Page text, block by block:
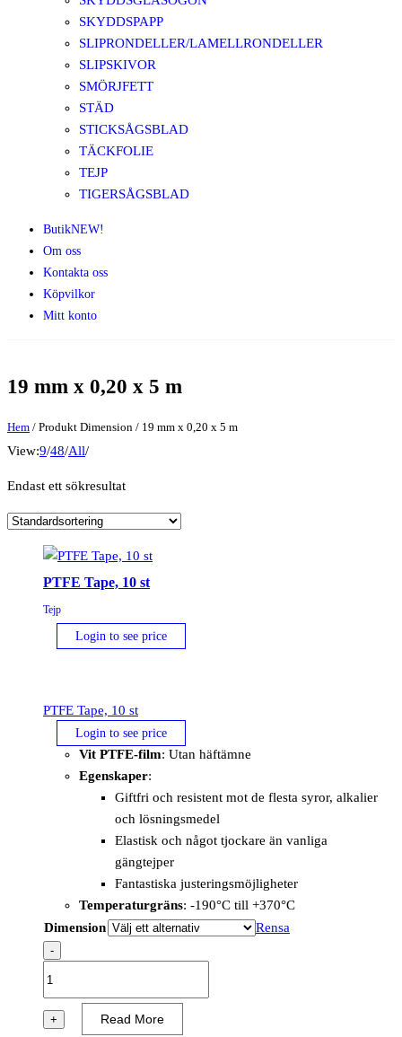
SKYDDSPAPP
SLIPRONDELLER/LAMELLRONDELLER
SLIPSKIVOR
SMÖRJFETT
STÄD
STICKSÅGSBLAD
TÄCKFOLIE
TEJP
TIGERSÅGSBLAD
ButikNEW!
Om oss
Kontakta oss
Köpvilkor
Mitt konto
19 mm x 0,20 x 5 m
Hem / Produkt Dimension / 19 mm x 0,20 x 5 m
View:9/48/All/
Endast ett sökresultat
PTFE Tape, 10 st
Tejp
Login to see price
PTFE Tape, 10 st
Login to see price
Vit PTFE-film: Utan häftämne
Egenskaper:
Giftfri och resistent mot de flesta syror, alkalier
och lösningsmedel
Elastisk och något tjockare än vanliga
gängtejper
Fantastiska justeringsmöjligheter
Temperaturgräns: -190°C till +370°C
Dimension
Rensa
-
10
+ Read More